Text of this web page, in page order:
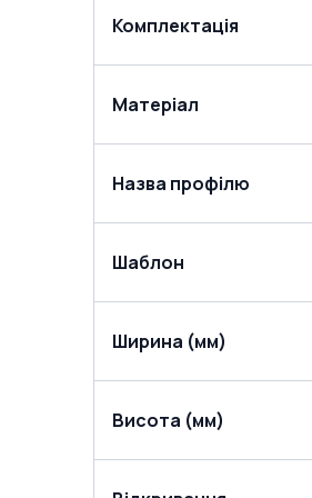
Комплектація
Матеріал
Назва профілю
Шаблон
Ширина (мм)
Висота (мм)